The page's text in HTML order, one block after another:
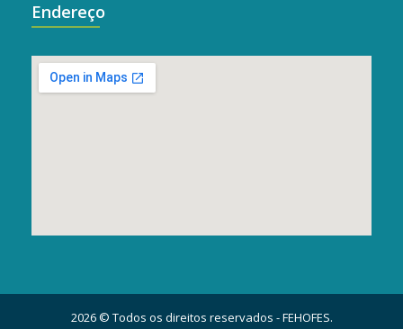
Endereço
2026 © Todos os direitos reservados - FEHOFES.